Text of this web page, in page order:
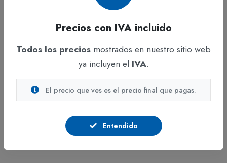
Pantalla grande, porcentaje ordinario.
PAÍS DE ORIGEN:Japón
información general
12 Meses
Precios con IVA incluido
Todos los precios mostrados en nuestro sitio web
ya incluyen el IVA.
El precio que ves es el precio final que pagas.
Entendido